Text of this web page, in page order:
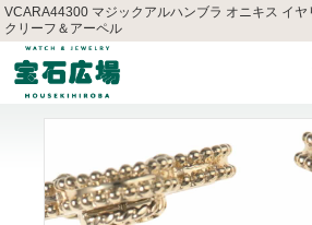
VCARA44300 マジックアルハンブラ オニキス イヤ
クリーフ＆アーペル